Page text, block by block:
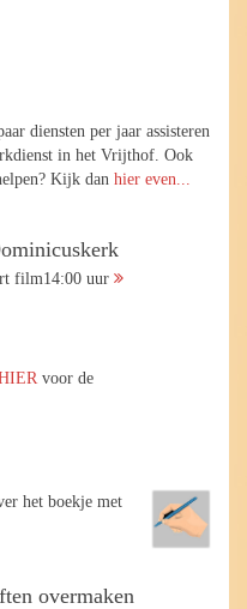
diensten per jaar assisteren
in het Vrijthof. Ook
Kijk dan hier even...
film14:00 uur
voor de
het boekje met
overmaken